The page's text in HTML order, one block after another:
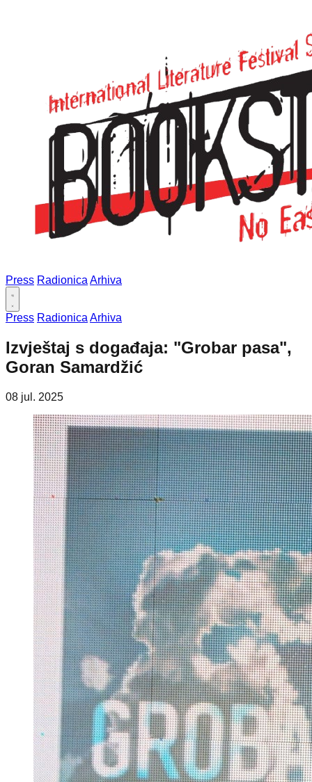
Press Radionica Arhiva
Press Radionica Arhiva
Izvještaj s događaja: "Grobar pasa",
Goran Samardžić
08 jul. 2025